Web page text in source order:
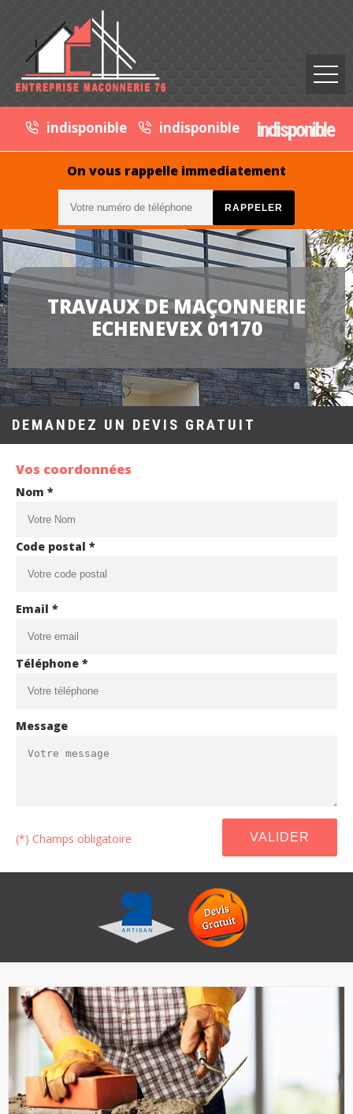
indisponible indisponible indisponible
On vous rappelle immediatement
TRAVAUX DE MAÇONNERIE
ECHENEVEX 01170
DEMANDEZ UN DEVIS GRATUIT
Vos coordonnées
Nom *
Code postal *
Email *
Téléphone *
Message
(*) Champs obligatoire